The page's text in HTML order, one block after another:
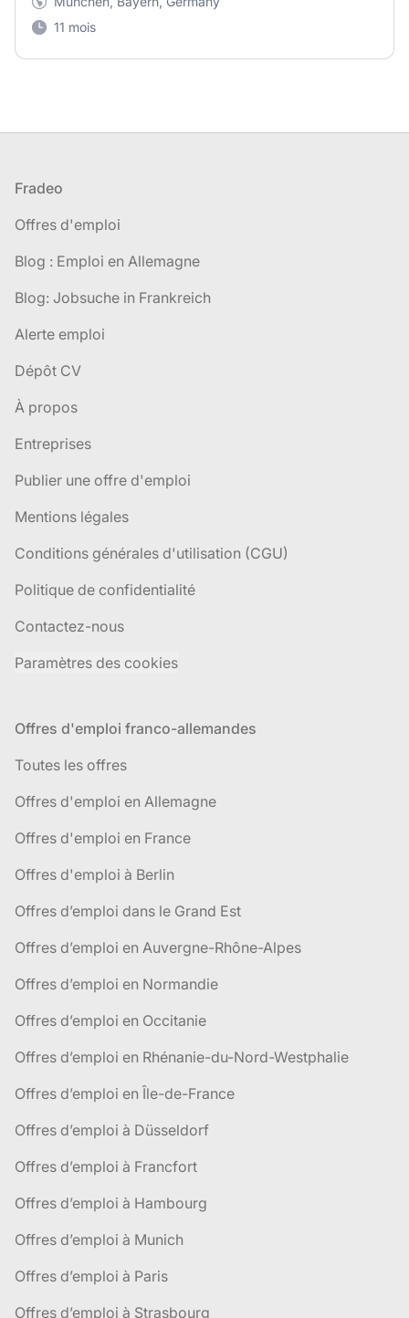
11 mois
Pied de page
Fradeo
Offres d'emploi
Blog : Emploi en Allemagne
Blog: Jobsuche in Frankreich
Alerte emploi
Dépôt CV
À propos
Entreprises
Publier une offre d'emploi
Mentions légales
Conditions générales d'utilisation (CGU)
Politique de confidentialité
Contactez-nous
Paramètres des cookies
Offres d'emploi franco-allemandes
Toutes les offres
Offres d'emploi en Allemagne
Offres d'emploi en France
Offres d'emploi à Berlin
Offres d’emploi dans le Grand Est
Offres d’emploi en Auvergne-Rhône-Alpes
Offres d’emploi en Normandie
Offres d’emploi en Occitanie
Offres d’emploi en Rhénanie-du-Nord-Westphalie
Offres d’emploi en Île-de-France
Offres d’emploi à Düsseldorf
Offres d’emploi à Francfort
Offres d’emploi à Hambourg
Offres d’emploi à Munich
Offres d’emploi à Paris
Offres d’emploi à Strasbourg